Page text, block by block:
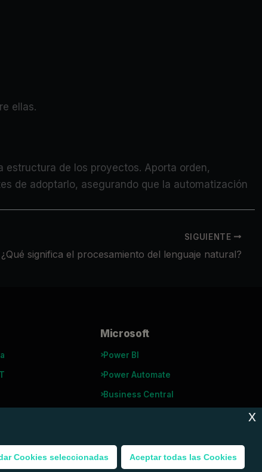
ellas.
de los proyectos. Aporta orden,
de adoptarlo, asegurando que la automatización
SIGUIENTE
¿Qué significa el procesamiento del lenguaje natural?
Microsoft
Power BI
Power Automate
Business Central
Cookies seleccionadas Aceptar todas las Cookies
x